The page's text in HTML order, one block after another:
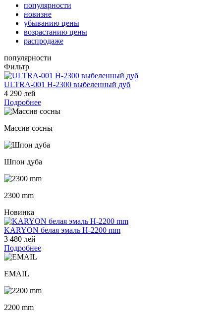
популярности
новизне
убыванию цены
возрастанию цены
распродаже
популярности
Фильтр
ULTRA-001 H-2300 выбеленный дуб
4 290 лей
Подробнее
Массив сосны
Шпон дуба
2300 mm
Новинка
KARYON белая эмаль H-2200 mm
3 480 лей
Подробнее
EMAIL
2200 mm